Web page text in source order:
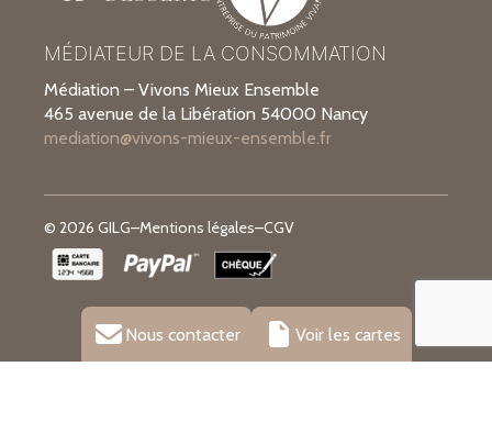
Nous contacter Voir les cartes
MÉDIATEUR DE LA CONSOMMATION
Médiation – Vivons Mieux Ensemble
465 avenue de la Libération 54000 Nancy
mediation@vivons-mieux-ensemble.fr
© 2026 GILG–Mentions légales–CGV